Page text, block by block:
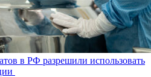
в РФ разрешили использовать